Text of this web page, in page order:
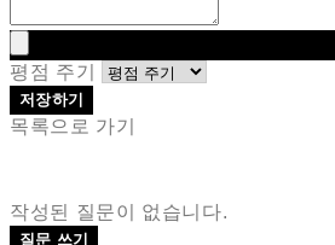
평점 주기
저장하기
목록으로 가기
작성된 질문이 없습니다.
질문 쓰기